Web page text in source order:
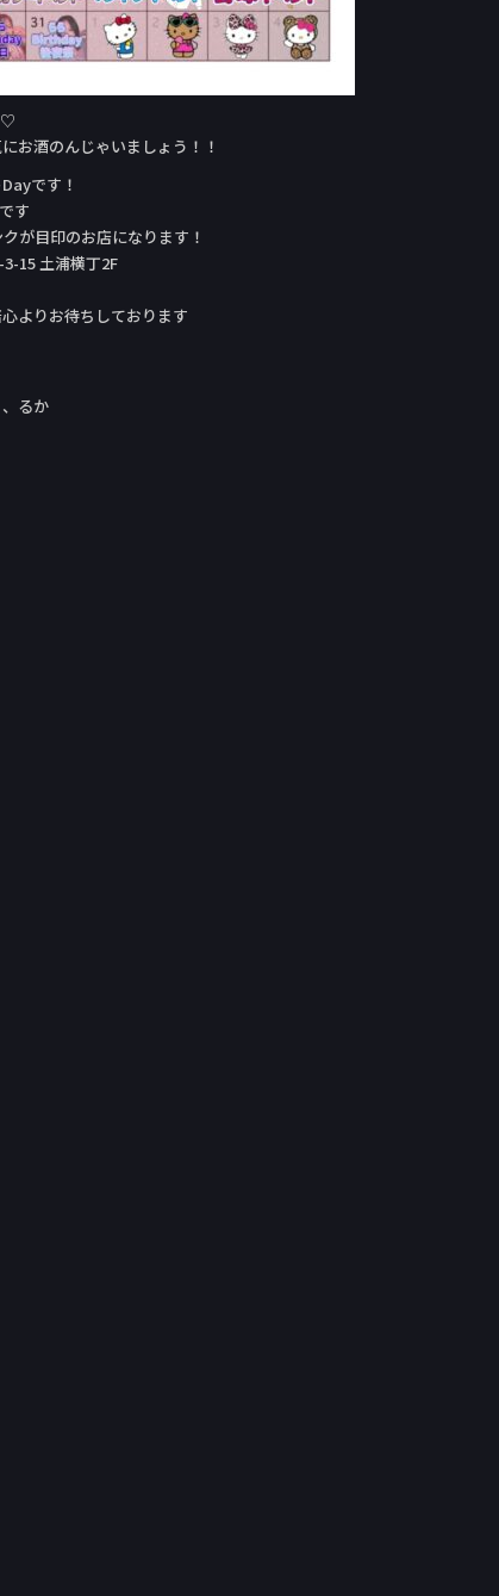
お酒のんじゃいましょう！！
です！
す
が目印のお店になります！
15 土浦横丁2F
よりお待ちしております
るか